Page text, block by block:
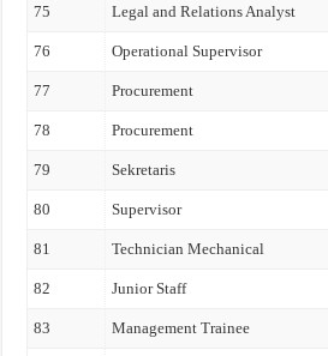
75 Legal and Relations Analyst
76 Operational Supervisor
77 Procurement
78 Procurement
79 Sekretaris
80 Supervisor
81 Technician Mechanical
82 Junior Staff
83 Management Trainee